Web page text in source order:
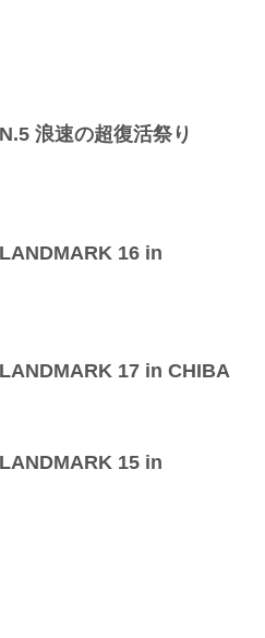
浪速の超復活祭り
16 in
LANDMARK 17 in CHIBA
15 in